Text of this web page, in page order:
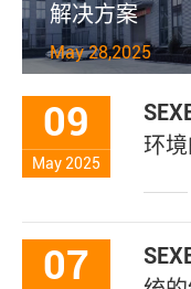
解决方案
May 28,2025
09
May 2025
环
07